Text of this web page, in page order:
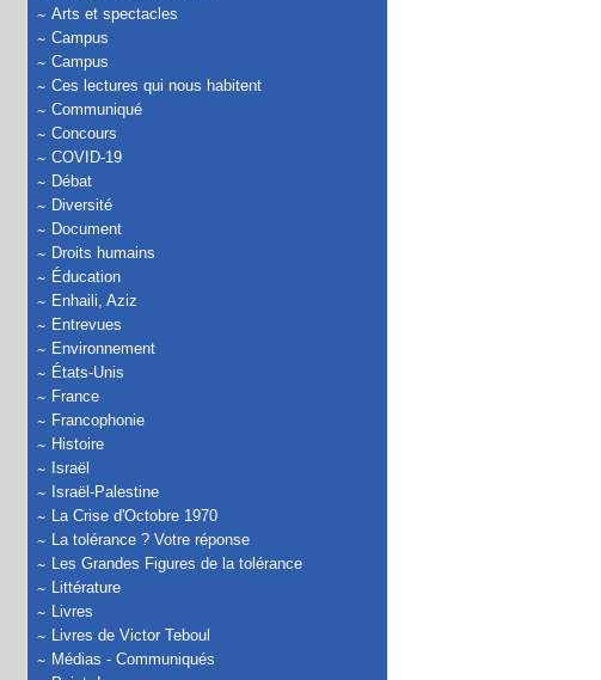
Arts et spectacles
Campus
Campus
Ces lectures qui nous habitent
Communiqué
Concours
COVID-19
Débat
Diversité
Document
Droits humains
Éducation
Enhaili, Aziz
Entrevues
Environnement
États-Unis
France
Francophonie
Histoire
Israël
Israël-Palestine
La Crise d'Octobre 1970
La tolérance ? Votre réponse
Les Grandes Figures de la tolérance
Littérature
Livres
Livres de Victor Teboul
Médias - Communiqués